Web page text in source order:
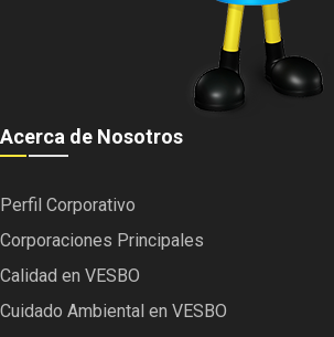
Acerca de Nosotros
Perfil Corporativo
Corporaciones Principales
Calidad en VESBO
Cuidado Ambiental en VESBO